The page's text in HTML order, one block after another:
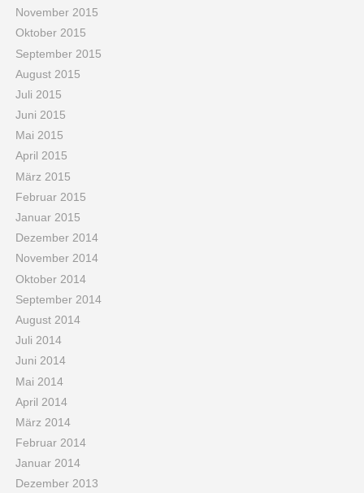
November 2015
Oktober 2015
September 2015
August 2015
Juli 2015
Juni 2015
Mai 2015
April 2015
März 2015
Februar 2015
Januar 2015
Dezember 2014
November 2014
Oktober 2014
September 2014
August 2014
Juli 2014
Juni 2014
Mai 2014
April 2014
März 2014
Februar 2014
Januar 2014
Dezember 2013